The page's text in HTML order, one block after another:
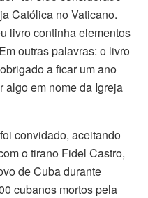
Católica no Vaticano.
livro continha elementos
outras palavras: o livro
a ficar um ano
algo em nome da Igreja
convidado, aceitando
o tirano Fidel Castro,
de Cuba durante
cubanos mortos pela